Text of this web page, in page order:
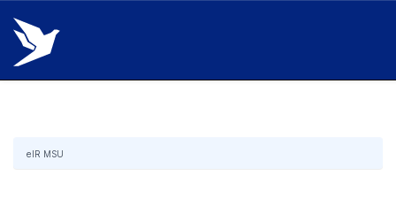
Skip
navigation
eIR MSU